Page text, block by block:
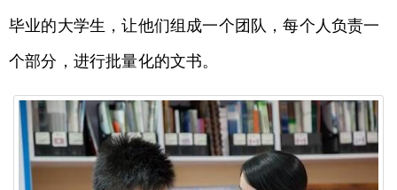
毕业的大学生，让他们组成一个团队，每个人负责一
个部分，进行批量化的文书。